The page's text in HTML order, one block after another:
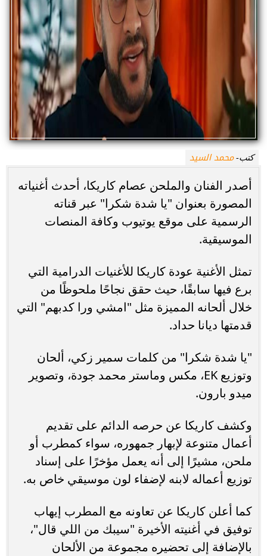
كتب-محمد السيد
أصدر الفنان والملحن عصام كاريكا، أحدث أغنياته
المصورة بعنوان "يا شدة شكرا" عبر قناته
الرسمية على موقع يوتيوب وكافة المنصات
الموسيقية.
تمثل الأغنية عودة كاريكا للأغنيات الدرامية التي
برع فيها سابقًا، حيث حقق نجاحًا ملحوظًا من
خلال ألحانه المميزة مثل "امشي ورا كدبهم" التي
قدمتها ديانا حداد.
"يا شدة شكرا" من كلمات سمير زكي، ألحان
وتوزيع EK، مكس وماستر محمد جودة، وتصوير
ميدو بارون.
وكشف كاريكا عن حرصه الدائم على تقديم
أعمال متنوعة لإبهار جمهوره، سواء كمطرب أو
ملحن، مشيرًا إلى أنه يعمل مؤخرًا على إسناد
توزيع أعماله لابنه لإضفاء لون موسيقي خاص به.
كما أعلن كاريكا عن تعاونه مع المطرب إيهاب
توفيق في أغنيته الأخيرة "سيبك من اللي قال"،
بالإضافة إلى تحضيره مجموعة من الألحان